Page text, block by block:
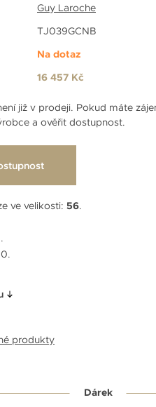
Guy Laroche
TJ039GCNB
Na dotaz
16 457 Kč
již v prodeji. Pokud máte
a ověřit dostupnost.
ve velikosti: 56.
produkty
Dárek